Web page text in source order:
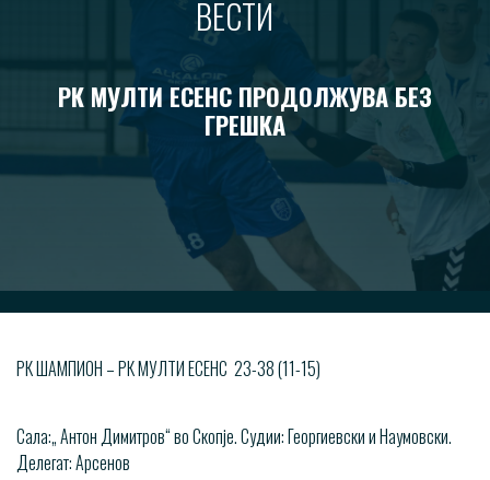
ВЕСТИ
РК МУЛТИ ЕСЕНС ПРОДОЛЖУВА БЕЗ
ГРЕШКА
РК ШАМПИОН – РК МУЛТИ ЕСЕНС 23-38 (11-15)
Сала:„ Антон Димитров“ во Скопје. Судии: Георгиевски и Наумовски.
Делегат: Арсенов